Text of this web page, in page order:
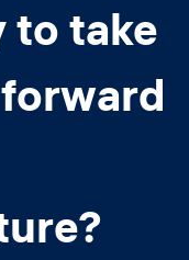
to take